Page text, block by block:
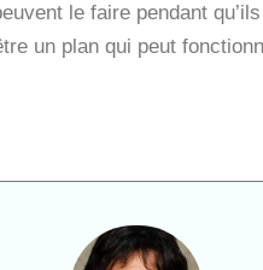
le faire pendant
un plan qui peut